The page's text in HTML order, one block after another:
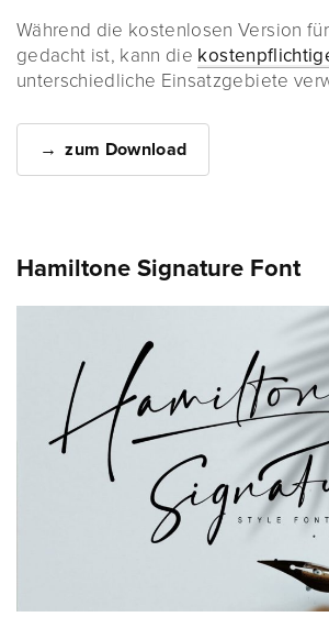
Während die kostenlosen Version
gedacht ist, kann die
unterschiedliche Einsatzgebiete
zum Download
Hamiltone Signature Font